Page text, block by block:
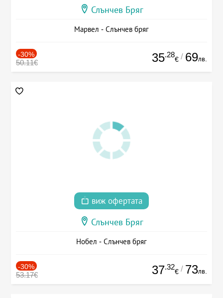
Слънчев Бряг
Марвел - Слънчев бряг
-30%
50.11€ 35.28
€ / 69лв.
виж офертата
Слънчев Бряг
Нобел - Слънчев бряг
-30%
53.17€ 37.32
€ / 73лв.